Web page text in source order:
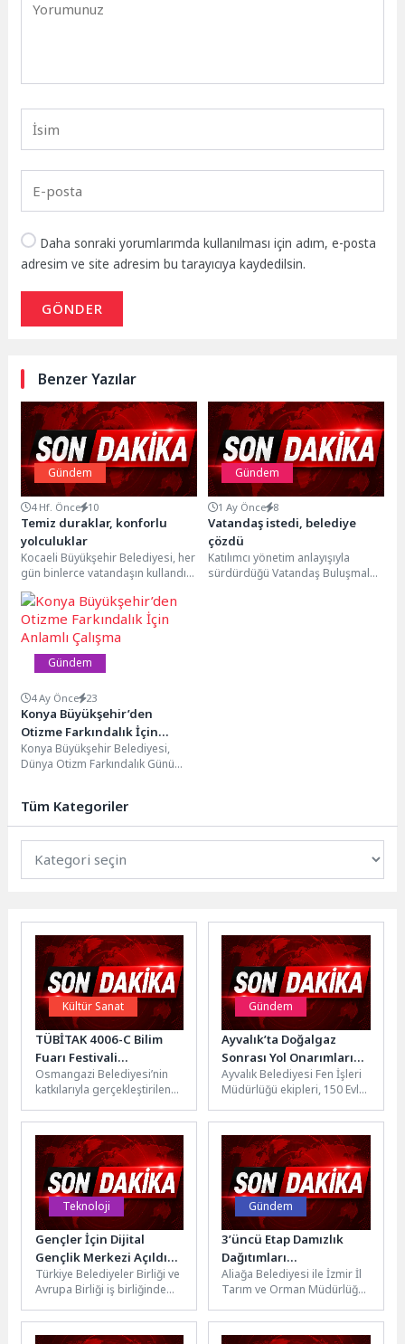
Daha sonraki yorumlarımda kullanılması için adım, e-posta
adresim ve site adresim bu tarayıcıya kaydedilsin.
GÖNDER
Benzer Yazılar
Gündem
4 Hf. Önce 10
Temiz duraklar, konforlu
yolculuklar
Kocaeli Büyükşehir Belediyesi, her
gün binlerce vatandaşın kullandığı
yolcu duraklarında temizlik ve
bakım çalışmalarını düzenli...
Gündem
1 Ay Önce 8
Vatandaş istedi, belediye
çözdü
Katılımcı yönetim anlayışıyla
sürdürdüğü Vatandaş Buluşmaları
Gündem
4 Ay Önce 23
Konya Büyükşehir’den
Otizme Farkındalık İçin
Anlamlı Çalışma
Konya Büyükşehir Belediyesi,
Dünya Otizm Farkındalık Günü
amacıyla şehrin...
Tüm Kategoriler
Kültür Sanat
TÜBİTAK 4006-C Bilim
Fuarı Festivali
Osmangazi’de Kapılarını
Açtı
Osmangazi Belediyesi’nin
katkılarıyla gerçekleştirilen
Festivali, Osmangazi
Meydanı’nda kapılarını açtı.
Bursa İl...
Gündem
Ayvalık’ta Doğalgaz
Sonrası Yol Onarımları
Sürüyor
Ayvalık Belediyesi Fen İşleri
Müdürlüğü ekipleri, 150 Evler
mahallelerinde doğalgaz
altyapı çalışmalarının...
Teknoloji
Gençler İçin Dijital
Gençlik Merkezi Açıldı…
Türkiye Belediyeler Birliği ve
Avrupa Birliği iş birliğinde
Geleceğin Meslekleri
Projesi” kapsamında,...
Gündem
3’üncü Etap Damızlık
Dağıtımları
Gerçekleştirildi
Aliağa Belediyesi ile İzmir İl
Tarım ve Orman Müdürlüğü
küçükbaş hayvancılığın
geliştirilmesi...